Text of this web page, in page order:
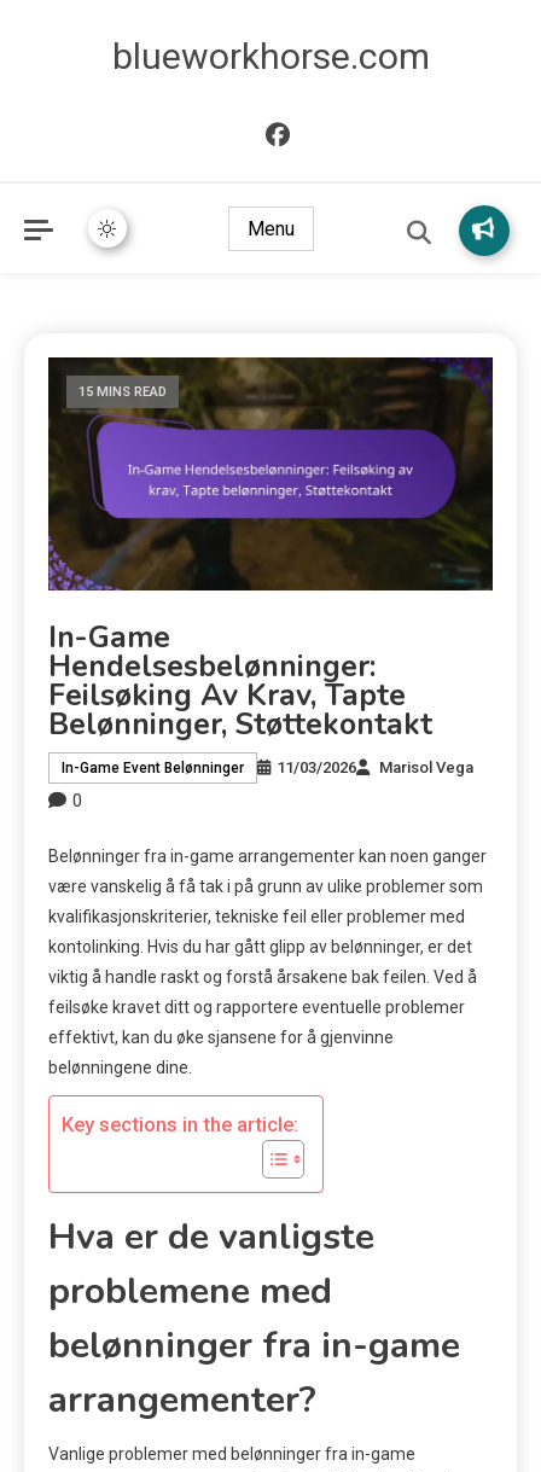
blueworkhorse.com
Menu
15 MINS READ
In-Game
Hendelsesbelønninger:
Feilsøking Av Krav, Tapte
Belønninger, Støttekontakt
In-Game Event Belønninger 11/03/2026 Marisol Vega
0
Belønninger fra in-game arrangementer kan noen ganger
være vanskelig å få tak i på grunn av ulike problemer som
kvalifikasjonskriterier, tekniske feil eller problemer med
kontolinking. Hvis du har gått glipp av belønninger, er det
viktig å handle raskt og forstå årsakene bak feilen. Ved å
feilsøke kravet ditt og rapportere eventuelle problemer
effektivt, kan du øke sjansene for å gjenvinne
belønningene dine.
Key sections in the article:
Hva er de vanligste
problemene med
belønninger fra in-game
arrangementer?
Vanlige problemer med belønninger fra in-game